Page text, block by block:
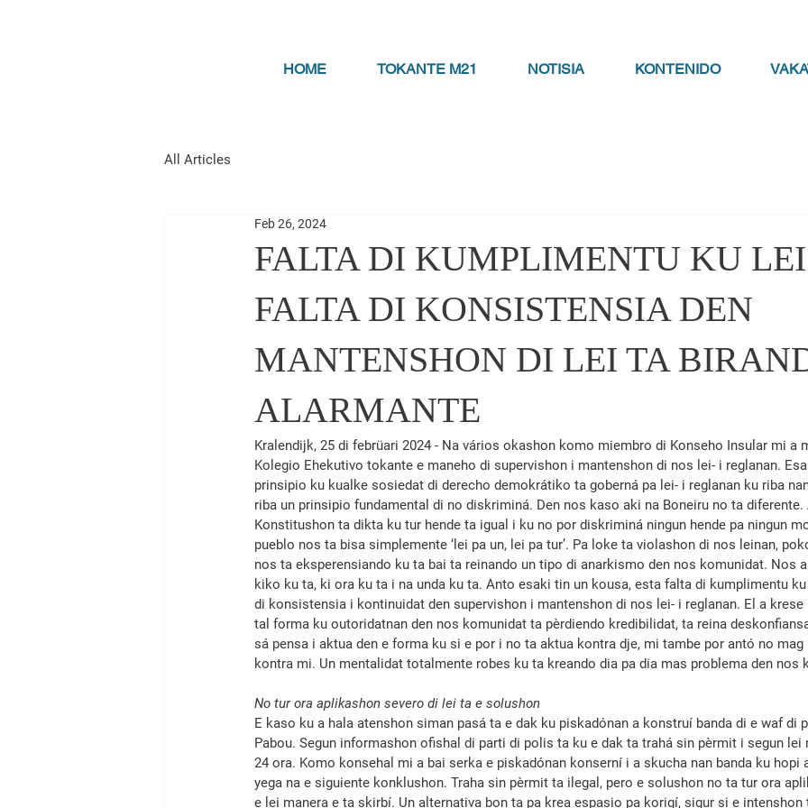
HOME TOKANTE M21 NOTISIA KONTENIDO
All Articles
FALTA DI KUMPLIMENTU KU
FALTA DI KONSISTENSIA DEN
MANTENSHON DI LEI TA
ALARMANTE
Feb 26, 2024
Kralendijk, 25 di febrüari 2024 - Na vários okashon komo miembro di Konseho Insular mi a
Kolegio Ehekutivo tokante e maneho di supervishon i mantenshon di nos lei- i regla­nan.
prinsipio ku kualke sosiedat di derecho demokrátiko ta goberná pa lei- i reglanan ku riba
riba un prinsipio fund­amental di no dis­kriminá. Den nos kaso aki na Boneiru no ta
Konstitushon ta dikta ku tur hende ta igual i ku no por diskriminá ningun hende pa nin­gun
pueblo nos ta bisa simplemente ‘lei pa un, lei pa tur’. Pa loke ta violashon di nos leinan,
nos ta eksperensiando ku ta bai ta reinando un tipo di anarkismo den nos komunidat. Nos
kiko ku ta, ki ora ku ta i na unda ku ta. Anto esaki tin un kousa, esta falta di kumplimentu
di konsistensia i kontinuidat den supervishon i mantenshon di nos lei- i reglanan. El a
tal forma ku outoridatnan den nos ko­mu­nidat ta pèr­dien­do kredibilidat, ta reina
sá pensa i aktua den e forma ku si e por i no ta aktua kontra dje, mi tambe por antó no
kontra mi. Un mentalidat totalmente robes ku ta kreando dia pa dia mas problema den nos
No tur ora aplikashon severo di lei ta e solushon
E kaso ku a hala atenshon siman pasá ta e dak ku piskadónan a konstruí banda di e waf di
Pabou. Segun informashon ofishal di parti di polis ta ku e dak ta trahá sin pèrmit i segun lei
24 ora. Komo konsehal mi a bai serka e piskadónan konserní i a skucha nan banda ku
yega na e siguiente konklushon. Traha sin pèrmit ta ilegal, pero e solushon no ta tur ora
e lei ma­ne­ra e ta skirbí. Un alternativa bon ta pa krea espasio pa korigí, sigur si e